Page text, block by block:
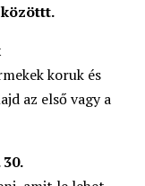
közöttt.
koruk és
az első vagy a